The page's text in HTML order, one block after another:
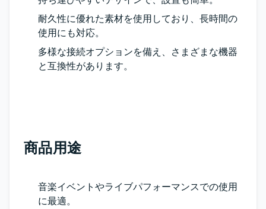
耐久性に優れた素材を使用しており、長時間の
使用にも対応。
多様な接続オプションを備え、さまざまな機器
と互換性があります。
商品用途
音楽イベントやライブパフォーマンスでの使用
に最適。